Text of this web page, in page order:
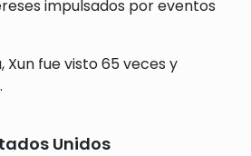
impulsados por eventos
Xun fue visto 65 veces y
Unidos